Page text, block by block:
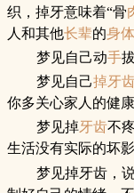
织，掉牙意味着“骨
人和其他长辈的身
梦见自己动手
梦见自己掉牙
你多关心家人的健康
梦见掉牙齿不
生活没有实际的坏影
梦见掉牙齿，